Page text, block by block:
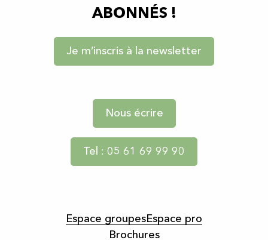
ABONNÉS !
Je m’inscris à la newsletter
Nous écrire
Tel : 05 61 69 99 90
Espace groupesEspace pro
Brochures